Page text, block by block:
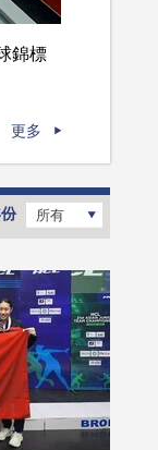
錦標
更多
所有